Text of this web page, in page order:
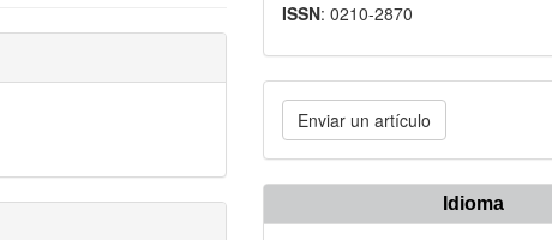
ISSN: 0210-2870
Enviar
un
artículo
Enviar un artículo
Idioma